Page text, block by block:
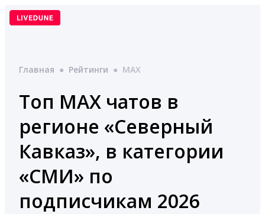
Перейти
Главная ● Рейтинги ● MAX
Топ MAX чатов в
регионе «Северный
Кавказ», в категории
«СМИ» по
подписчикам 2026